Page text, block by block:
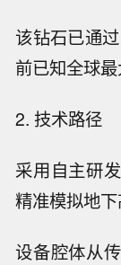
该钻石已通
前已知全球最
2. 技术路径
采用自主研
精准模拟地下
设备腔体从